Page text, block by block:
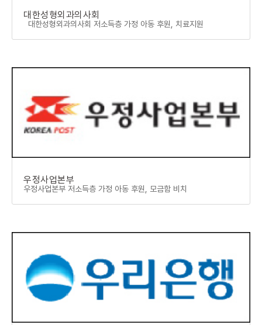
대한성형외과의사회
대한성형외과의사회 저소득층 가정 아동 후원, 치료지원
우정사업본부
우정사업본부 저소득층 가정 아동 후원, 모금함 비치